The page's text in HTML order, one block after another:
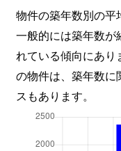
物件の築年数別の平
一般的には築年数が
れている傾向にあ
の物件は、築年数
スもあります。